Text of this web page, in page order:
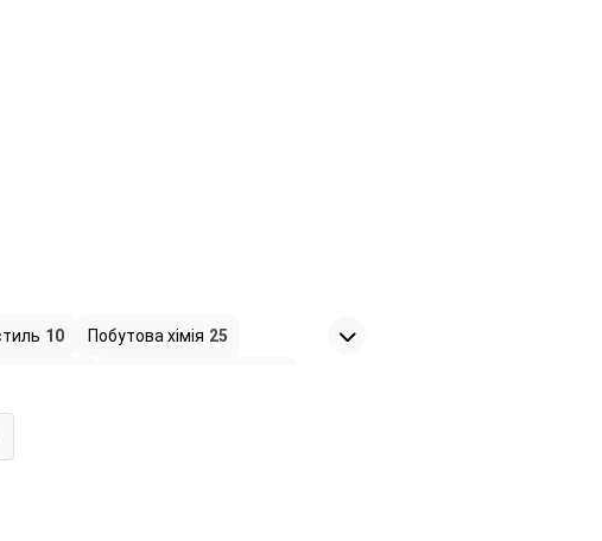
10 Побутова хімія 25
і лазень